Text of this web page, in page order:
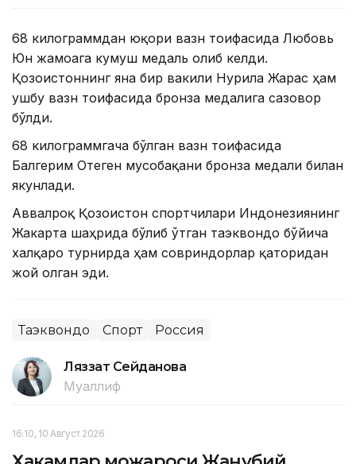
68 килограммдан юқори вазн тоифасида Любовь
Юн жамоага кумуш медаль олиб келди.
Қозоғистоннинг яна бир вакили Нурила Жарас ҳам
ушбу вазн тоифасида бронза медалига сазовор
бўлди.
68 килограммгача бўлган вазн тоифасида
Балгерим Отеген мусобақани бронза медали билан
якунлади.
Аввалроқ Қозоғистон спортчилари Индонезиянинг
Жакарта шаҳрида бўлиб ўтган таэквондо бўйича
халқаро турнирда ҳам совриндорлар қаторидан
жой олган эди.
Таэквондо Спорт Россия
Ляззат Сейданова
Муаллиф
16:10, 10 Август 2026